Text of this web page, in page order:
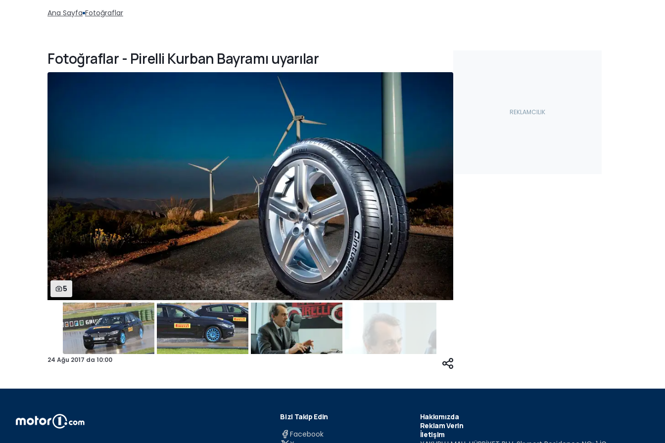
Ana Sayfa Fotoğraflar
Fotoğraflar - Pirelli Kurban Bayramı uyarılar
5
24 Ağu 2017 da 10:00
Bizi Takip Edin
Facebook
Hakkımızda
Reklam Verin
İletişim